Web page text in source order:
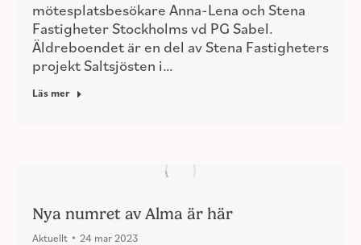
mötesplatsbesökare Anna-Lena och Stena
Fastigheter Stockholms vd PG Sabel.
Äldreboendet är en del av Stena Fastigheters
projekt Saltsjösten i…
Läs mer
Nya numret av Alma är här
Aktuellt 24 mar 2023